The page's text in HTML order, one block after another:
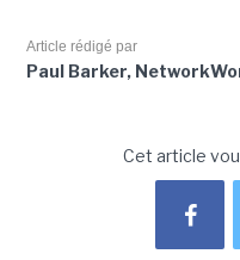
Article rédigé par
Paul Barker,
Cet article